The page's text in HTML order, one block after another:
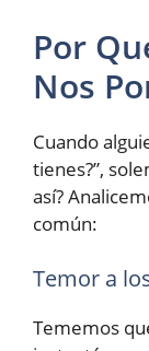
Por
Nos
Cuando
tienes?”,
así?
común:
Temor a
Tememos